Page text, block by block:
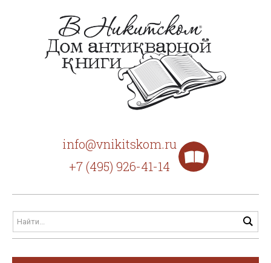
info@vnikitskom.ru
+7 (495) 926-41-14